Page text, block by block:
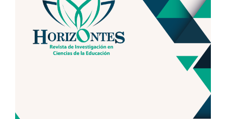
artículo